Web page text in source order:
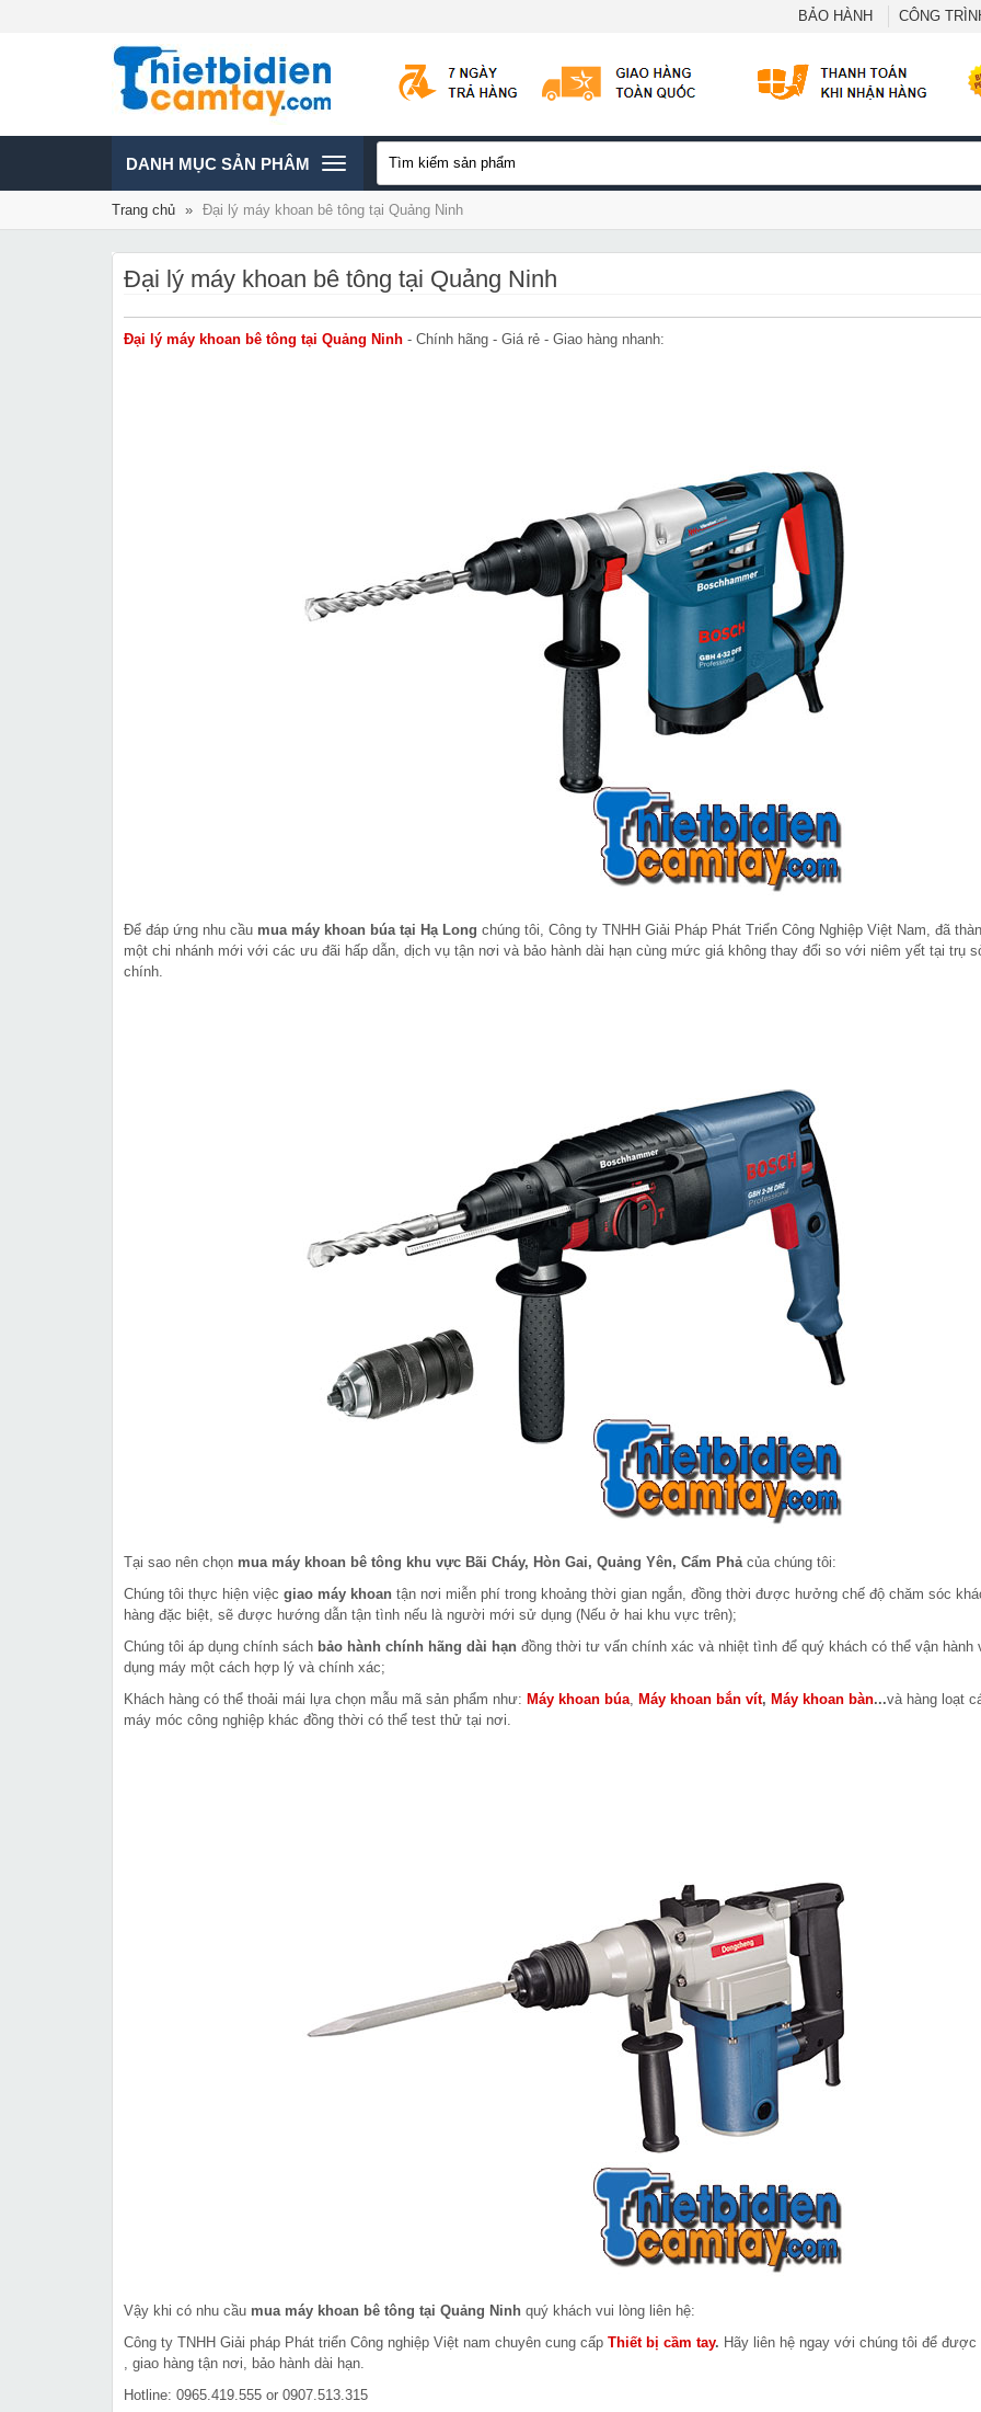
BẢO HÀNH CÔNG
TOGGLE
NAVIGATION
DANH MỤC SẢN PHÂM
Trang chủ » Đại lý máy khoan bê tông tại Quảng Ninh
Đại lý máy khoan bê tông tại Quảng Ninh
Đại lý máy khoan bê tông tại Quảng Ninh - Chính hãng - Giá rẻ - Giao hàng nhanh:
Để đáp ứng nhu cầu mua máy khoan búa tại Hạ Long chúng tôi, Công ty TNHH Giải Pháp Phát Triển Công Nghiệp Việt Nam, đã
một chi nhánh mới với các ưu đãi hấp dẫn, dịch vụ tận nơi và bảo hành dài hạn cùng mức giá không thay đổi so với niêm yết tại trụ
chính.
Tại sao nên chọn mua máy khoan bê tông khu vực Bãi Cháy, Hòn Gai, Quảng Yên, Cẩm Phảcủa chúng tôi:
Chúng tôi thực hiện việc giao máy khoan tận nơi miễn phí trong khoảng thời gian ngắn, đồng thời được hưởng chế độ chăm sóc
hàng đặc biệt, sẽ được hướng dẫn tận tình nếu là người mới sử dụng (Nếu ở hai khu vực trên);
Chúng tôi áp dụng chính sách bảo hành chính hãng dài hạn đồng thời tư vấn chính xác và nhiệt tình để quý khách có thể vận hành
dụng máy một cách hợp lý và chính xác;
Khách hàng có thể thoải mái lựa chọn mẫu mã sản phẩm như: Máy khoan búa, Máy khoan bắn vít, Máy khoan bàn...và hàng loạt
máy móc công nghiệp khác đồng thời có thể test thử tại nơi.
Vậy khi có nhu cầu mua máy khoan bê tông tại Quảng Ninh quý khách vui lòng liên hệ:
Công ty TNHH Giải pháp Phát triển Công nghiệp Việt nam chuyên cung cấp Thiết bị cầm tay. Hãy liên hệ ngay với chúng tôi để được
, giao hàng tận nơi, bảo hành dài hạn.
Hotline: 0965.419.555 or 0907.513.315